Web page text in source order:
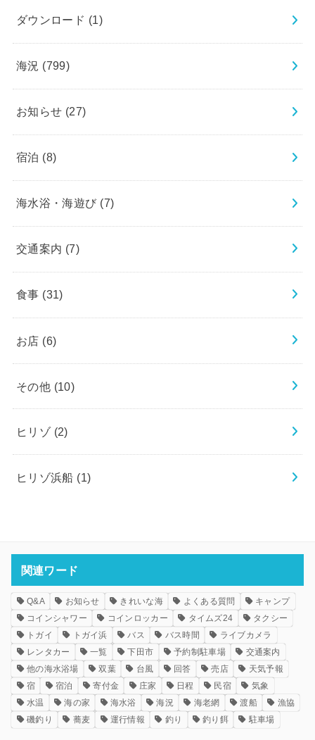
ダウンロード (1)
海況 (799)
お知らせ (27)
宿泊 (8)
海水浴・海遊び (7)
交通案内 (7)
食事 (31)
お店 (6)
その他 (10)
ヒリゾ (2)
ヒリゾ浜船 (1)
関連ワード
Q&A お知らせ きれいな海 よくある質問
キャンプ
コインシャワー
コインロッカー タイムズ24
タクシー
トガイ
トガイ浜 バス バス時間
ライブカメラ
レンタカー
一覧 下田市 予約制駐車場
交通案内
他の海水浴場
双葉 台風 回答 売店
天気予報
宿
宿泊 寄付金 庄家 日程 民宿
気象
水温
海の家 海水浴 海況 海老網 渡船
漁協
磯釣り
蕎麦 運行情報 釣り 釣り餌 駐車場